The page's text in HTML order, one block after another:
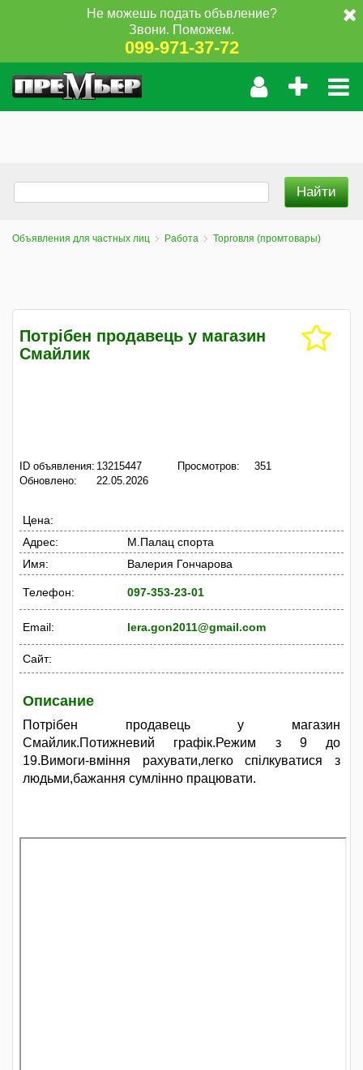
Не можешь подать объвление?
Звони. Поможем.
099-971-37-72
Объявления для частных лиц Работа Торговля (промтовары)
Потрібен продавець у магазин
Смайлик
ID объявления: 13215447
Обновлено:
22.05.2026
Просмотров: 351
Цена:
Адрес:
М.Палац спорта
Имя:
Валерия Гончарова
Телефон: 097-353-23-01
Email: lera.gon2011@gmail.com
Сайт:
Описание
Потрібен продавець у магазин
Смайлик.Потижневий графік.Режим з 9 до
19.Вимоги-вміння рахувати,легко спілкуватися з
людьми,бажання сумлінно працювати.